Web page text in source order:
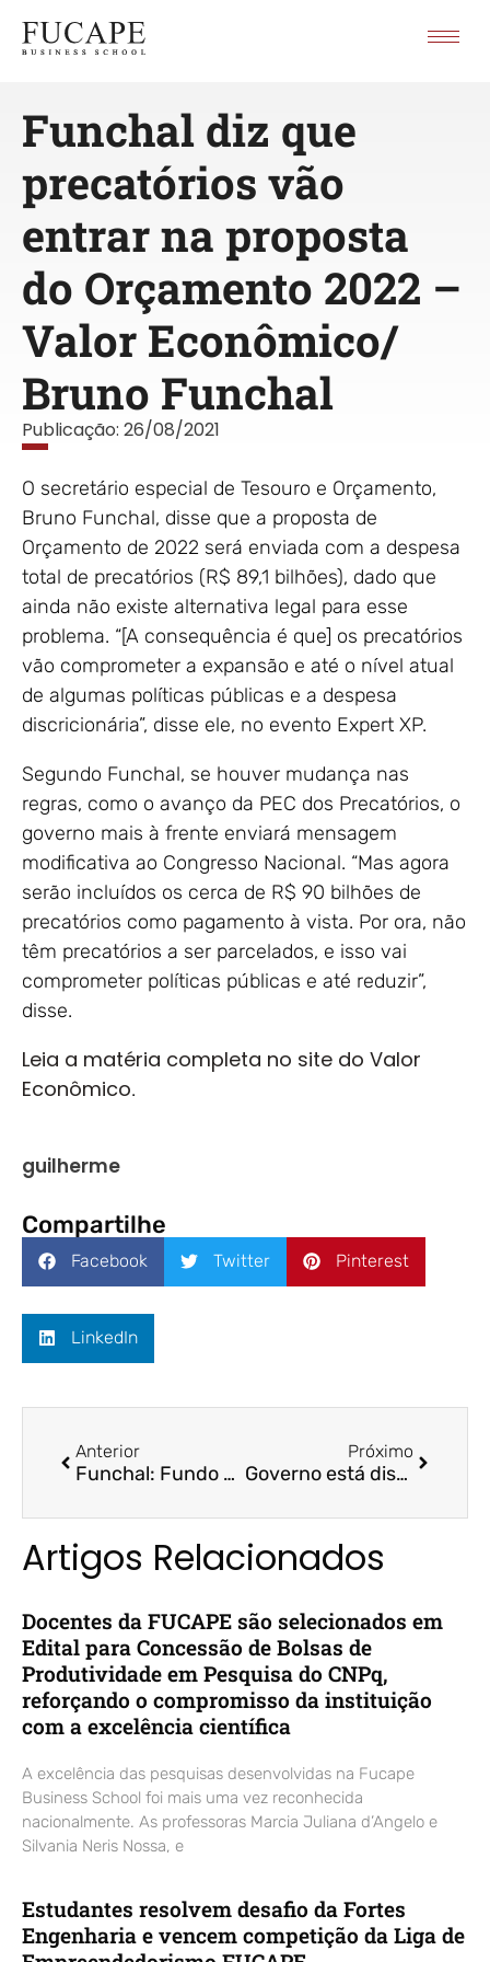
Funchal diz que
precatórios vão
entrar na proposta
do Orçamento 2022 –
Valor Econômico/
Bruno Funchal
Publicação: 26/08/2021
O secretário especial de Tesouro e Orçamento,
Bruno Funchal, disse que a proposta de
Orçamento de 2022 será enviada com a despesa
total de precatórios (R$ 89,1 bilhões), dado que
ainda não existe alternativa legal para esse
problema. “[A consequência é que] os precatórios
vão comprometer a expansão e até o nível atual
de algumas políticas públicas e a despesa
discricionária”, disse ele, no evento Expert XP.
Segundo Funchal, se houver mudança nas
regras, como o avanço da PEC dos Precatórios, o
governo mais à frente enviará mensagem
modificativa ao Congresso Nacional. “Mas agora
serão incluídos os cerca de R$ 90 bilhões de
precatórios como pagamento à vista. Por ora, não
têm precatórios a ser parcelados, e isso vai
comprometer políticas públicas e até reduzir”,
disse.
Leia a matéria completa no site do Valor
Econômico.
guilherme
Compartilhe
Facebook Twitter Pinterest
LinkedIn
Anterior
Funchal: Fundo para financiar parcelamento de precatórios pode ser debatido – CNN Brasil/ Bruno Funchal
Próximo
Governo está disposto a rediscutir fundo para financiar parcelamento de precatório – Folha de São Paulo/ Bruno Funchal
Artigos Relacionados
Docentes da FUCAPE são selecionados em
Edital para Concessão de Bolsas de
Produtividade em Pesquisa do CNPq,
reforçando o compromisso da instituição
com a excelência científica
A excelência das pesquisas desenvolvidas na Fucape
Business School foi mais uma vez reconhecida
nacionalmente. As professoras Marcia Juliana d’Angelo e
Silvania Neris Nossa, e
Estudantes resolvem desafio da Fortes
Engenharia e vencem competição da Liga de